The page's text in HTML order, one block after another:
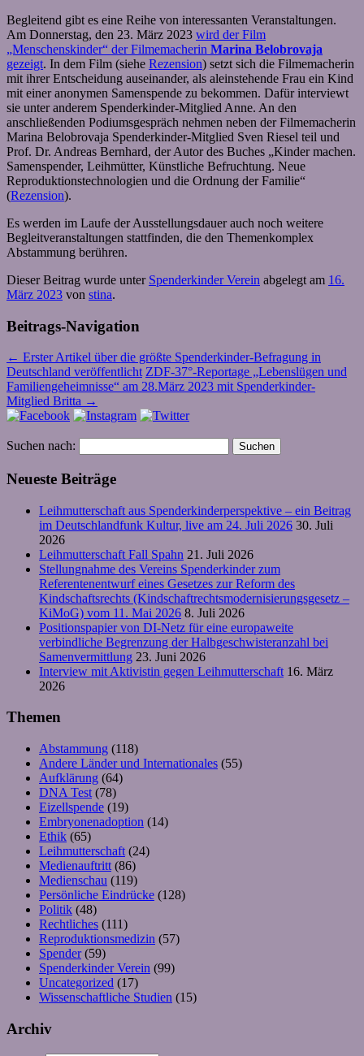
Begleitend gibt es eine Reihe von interessanten Veranstaltungen.
Am Donnerstag, den 23. März 2023 wird der Film
„Menschenskinder“ der Filmemacherin Marina Belobrovaja
gezeigt. In dem Film (siehe Rezension) setzt sich die Filmemacherin
mit ihrer Entscheidung auseinander, als aleinstehende Frau ein Kind
mit einer anonymen Samenspende zu bekommen. Dafür interviewt
sie unter anderem Spenderkinder-Mitglied Anne. An den
anschließenden Podiumsgespräch nehmen neben der Filmemacherin
Marina Belobrovaja Spenderkinder-Mitglied Sven Riesel teil und
Prof. Dr. Andreas Bernhard, der Autor des Buches „Kinder machen.
Samenspender, Leihmütter, Künstliche Befruchtung. Neue
Reproduktionstechnologien und die Ordnung der Familie“
(Rezension).
Es werden im Laufe der Ausstellungsdauer auch noch weitere
Begleitveranstaltungen stattfinden, die den Themenkomplex
Abstammung berühren.
Dieser Beitrag wurde unter Spenderkinder Verein abgelegt am 16.
März 2023 von stina.
Beitrags-Navigation
← Erster Artikel über die größte Spenderkinder-Befragung in
Deutschland veröffentlicht ZDF-37°-Reportage „Lebenslügen und
Familiengeheimnisse“ am 28.März 2023 mit Spenderkinder-
Mitglied Britta →
Suchen nach:
Neueste Beiträge
Leihmutterschaft aus Spenderkinderperspektive – ein Beitrag
im Deutschlandfunk Kultur, live am 24. Juli 2026 30. Juli
2026
Leihmutterschaft Fall Spahn 21. Juli 2026
Stellungnahme des Vereins Spenderkinder zum
Referentenentwurf eines Gesetzes zur Reform des
Kindschaftsrechts (Kindschaftrechtsmodernisierungsgesetz –
KiMoG) vom 11. Mai 2026 8. Juli 2026
Positionspapier von DI-Netz für eine europaweite
verbindliche Begrenzung der Halbgeschwisteranzahl bei
Samenvermittlung 23. Juni 2026
Interview mit Aktivistin gegen Leihmutterschaft 16. März
2026
Themen
Abstammung (118)
Andere Länder und Internationales (55)
Aufklärung (64)
DNA Test (78)
Eizellspende (19)
Embryonenadoption (14)
Ethik (65)
Leihmutterschaft (24)
Medienauftritt (86)
Medienschau (119)
Persönliche Eindrücke (128)
Politik (48)
Rechtliches (111)
Reproduktionsmedizin (57)
Spender(59)
Spenderkinder Verein (99)
Uncategorized (17)
Wissenschaftliche Studien (15)
Archiv